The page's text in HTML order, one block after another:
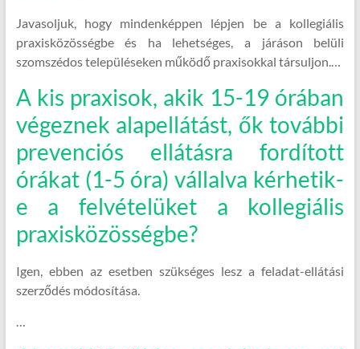
Javasoljuk, hogy mindenképpen lépjen be a kollegiális
praxisközösségbe és ha lehetséges, a járáson belüli
szomszédos településeken működő praxisokkal társuljon.…
A kis praxisok, akik 15-19 órában
végeznek alapellátást, ők további
prevenciós ellátásra fordított
órákat (1-5 óra) vállalva kérhetik-
e a felvételüket a kollegiális
praxisközösségbe?
Igen, ebben az esetben szükséges lesz a feladat-ellátási
szerződés módosítása.
…